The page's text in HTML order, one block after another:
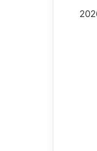
الحالية لمجالس إدارات المنظمات النقابية العمالية لمدة 6 أشهر، لإتاحة الفرصة للمشاركة في مؤتمر العمل العربي مايو 2026